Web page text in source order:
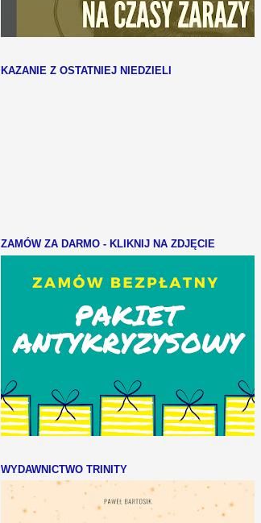
KAZANIE Z OSTATNIEJ NIEDZIELI
ZAMÓW ZA DARMO - KLIKNIJ NA ZDJĘCIE
WYDAWNICTWO TRINITY